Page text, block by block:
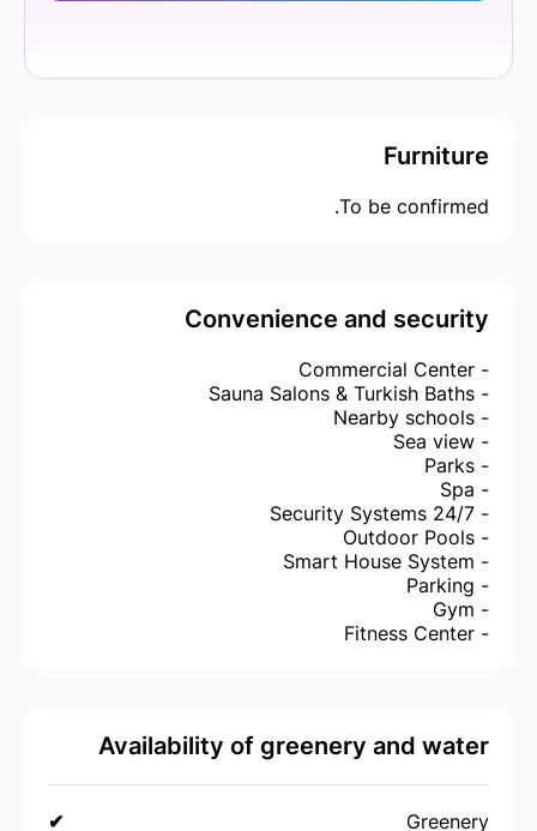
Furniture
To be confirmed.
Convenience and security
- Commercial Center
- Sauna Salons & Turkish Baths
- Nearby schools
- Sea view
- Parks
- Spa
- 24/7 Security Systems
- Outdoor Pools
- Smart House System
- Parking
- Gym
- Fitness Center
Availability of greenery and water
Greenery
✔